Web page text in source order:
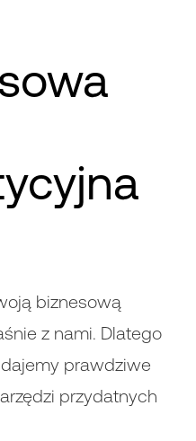
biznesową
z nami. Dlatego
prawdziwe
przydatnych